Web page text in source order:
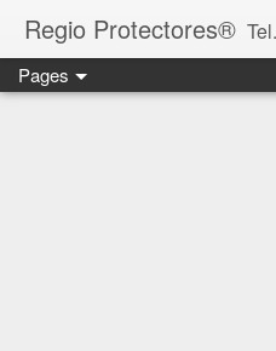
Regio Protectores® Tel. 81-3068-6918
Pages